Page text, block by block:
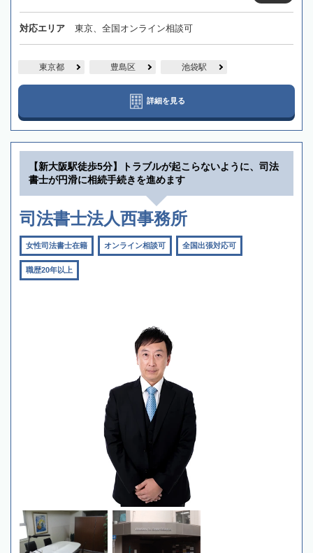
対応エリア 東京、全国オンライン相談可
東京都 豊島区 池袋駅
詳細を見る
【新大阪駅徒歩5分】トラブルが起こらないように、司法
書士が円滑に相続手続きを進めます
司法書士法人西事務所
女性司法書士在籍 オンライン相談可 全国出張対応可
職歴20年以上